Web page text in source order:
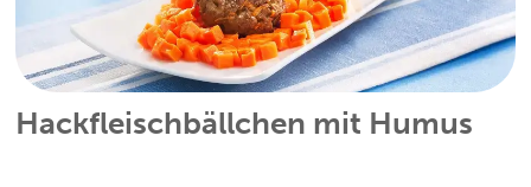
Hackfleischbällchen mit Humus